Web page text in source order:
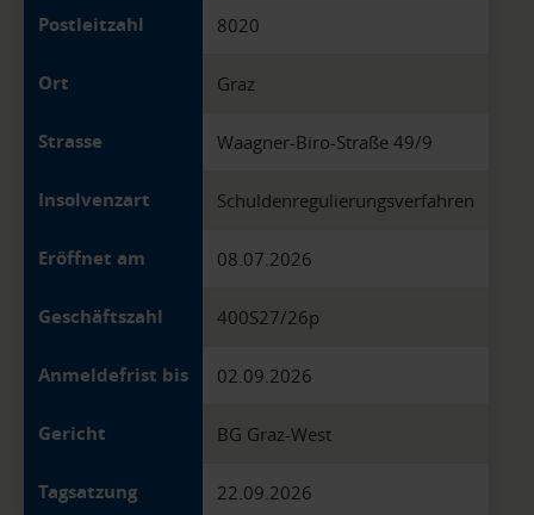
Postleitzahl 8020
Ort Graz
Strasse Waagner-Biro-Straße 49/9
Insolvenzart Schuldenregulierungsverfahren
Eröffnet am 08.07.2026
Geschäftszahl 400S27/26p
Anmeldefrist bis 02.09.2026
Gericht BG Graz-West
Tagsatzung 22.09.2026